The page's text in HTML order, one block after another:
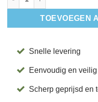
TOEVOEGEN
Snelle levering
Eenvoudig en
Scherp geprijsd en